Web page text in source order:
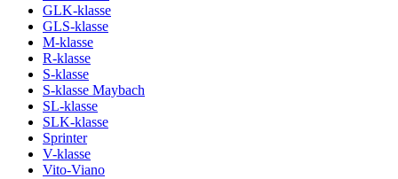
GLK-klasse
GLS-klasse
M-klasse
R-klasse
S-klasse
S-klasse Maybach
SL-klasse
SLK-klasse
Sprinter
V-klasse
Vito-Viano